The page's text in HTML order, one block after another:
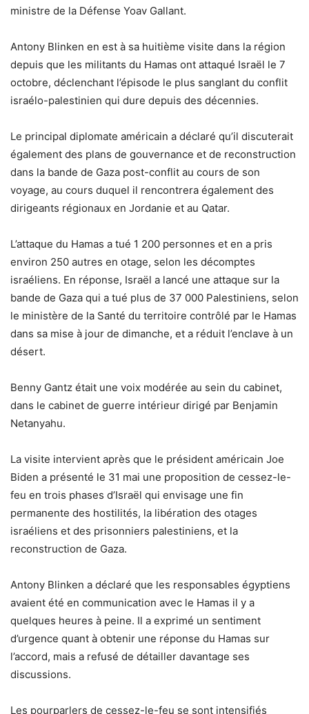
ministre de la Défense Yoav Gallant.
Antony Blinken en est à sa huitième visite dans la région
depuis que les militants du Hamas ont attaqué Israël le 7
octobre, déclenchant l’épisode le plus sanglant du conflit
israélo-palestinien qui dure depuis des décennies.
Le principal diplomate américain a déclaré qu’il discuterait
également des plans de gouvernance et de reconstruction
dans la bande de Gaza post-conflit au cours de son
voyage, au cours duquel il rencontrera également des
dirigeants régionaux en Jordanie et au Qatar.
L’attaque du Hamas a tué 1 200 personnes et en a pris
environ 250 autres en otage, selon les décomptes
israéliens. En réponse, Israël a lancé une attaque sur la
bande de Gaza qui a tué plus de 37 000 Palestiniens, selon
le ministère de la Santé du territoire contrôlé par le Hamas
dans sa mise à jour de dimanche, et a réduit l’enclave à un
désert.
Benny Gantz était une voix modérée au sein du cabinet,
dans le cabinet de guerre intérieur dirigé par Benjamin
Netanyahu.
La visite intervient après que le président américain Joe
Biden a présenté le 31 mai une proposition de cessez-le-
feu en trois phases d’Israël qui envisage une fin
permanente des hostilités, la libération des otages
israéliens et des prisonniers palestiniens, et la
reconstruction de Gaza.
Antony Blinken a déclaré que les responsables égyptiens
avaient été en communication avec le Hamas il y a
quelques heures à peine. Il a exprimé un sentiment
d’urgence quant à obtenir une réponse du Hamas sur
l’accord, mais a refusé de détailler davantage ses
discussions.
Les pourparlers de cessez-le-feu se sont intensifiés